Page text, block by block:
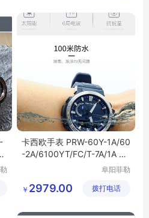
卡西欧手表 PRW-60Y-1A/60
-2A/6100YT/FC/T-7A/1A 太
阜阳菲勒
公司
￥ 2979.00 拨打电话